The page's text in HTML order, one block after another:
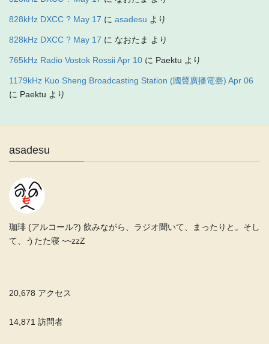
828kHz DXCC ? May 17 に asadesu より
828kHz DXCC ? May 17 に なおたま より
765kHz Radio Vostok Rossii Apr 10 に Paektu より
1179kHz Kuo Sheng Broadcasting Station (國聲廣播電臺) Apr 06
に Paektu より
asadesu
珈琲 (アルコール?) 飲みながら、ラジオ聞いて、まったりと。そし
て、うたた寝 ~~zzZ
20,678 アクセス
14,871 訪問者